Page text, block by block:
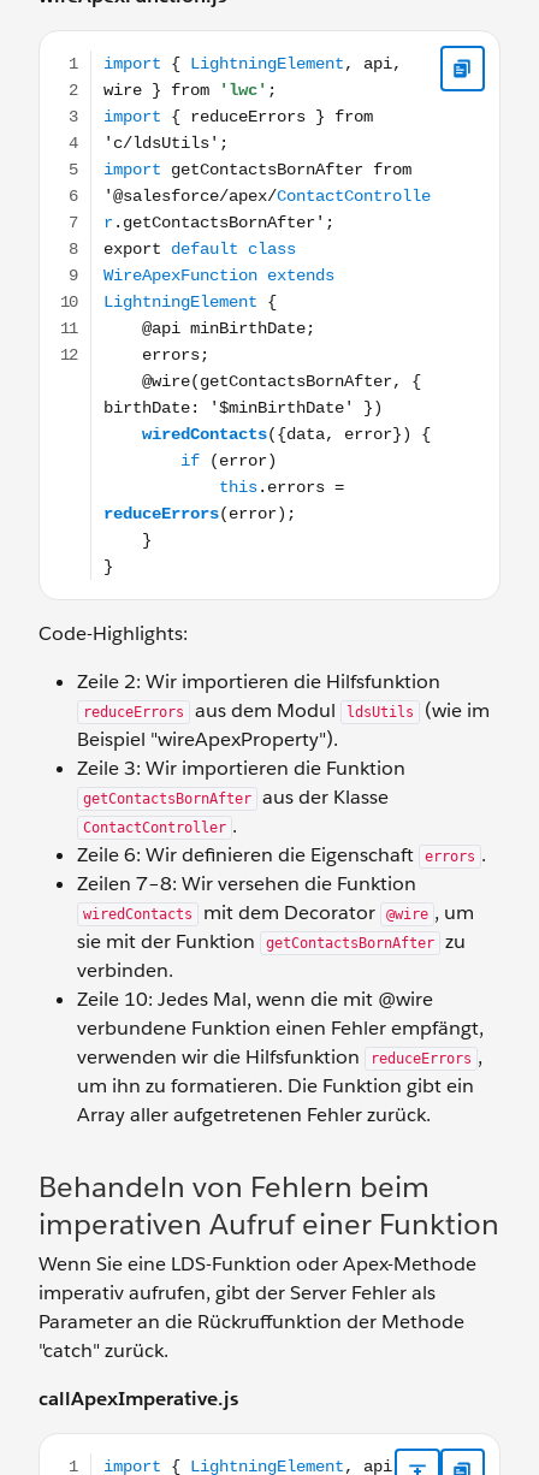
import { LightningElement, api, wire } from 'lwc';
Code-Highlights:
Zeile 2: Wir importieren die Hilfsfunktion
reduceErrors aus dem Modul ldsUtils
(wie im
Beispiel "wireApexProperty").
Zeile 3: Wir importieren die Funktion
getContactsBornAfter aus der Klasse
ContactController .
Zeile 6: Wir definieren die Eigenschaft
errors .
Zeilen 7–8: Wir versehen die Funktion
wiredContacts mit dem Decorator @wire , um
sie mit der Funktion
getContactsBornAfter
zu
verbinden.
Zeile 10: Jedes Mal, wenn die mit @wire
verbundene Funktion einen Fehler empfängt,
verwenden wir die Hilfsfunktion
reduceErrors ,
um ihn zu formatieren. Die Funktion gibt ein
Array aller aufgetretenen Fehler zurück.
Behandeln von Fehlern beim
imperativen Aufruf einer Funktion
Wenn Sie eine LDS-Funktion oder Apex-Methode
imperativ aufrufen, gibt der Server Fehler als
Parameter an die Rückruffunktion der Methode
"catch" zurück.
callApexImperative.js
import { LightningElement, api, wire } from 'lwc';